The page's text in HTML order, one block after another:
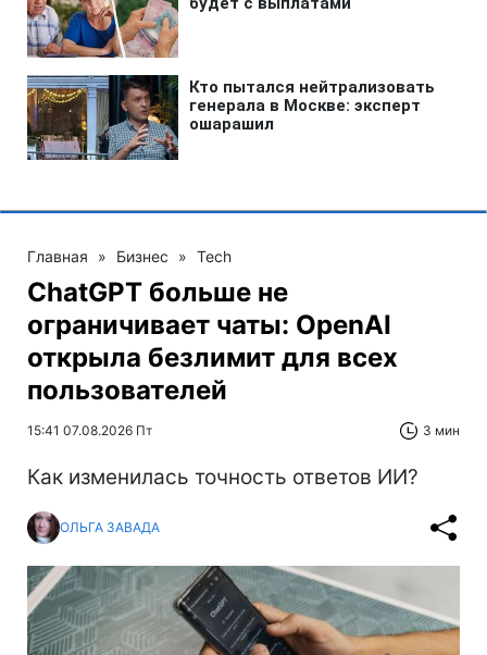
Главная » Бизнес » Tech
ChatGPT больше не
ограничивает чаты: OpenAI
открыла безлимит для всех
пользователей
15:41 07.08.2026 Пт 3 мин
Как изменилась точность ответов ИИ?
ОЛЬГА ЗАВАДА